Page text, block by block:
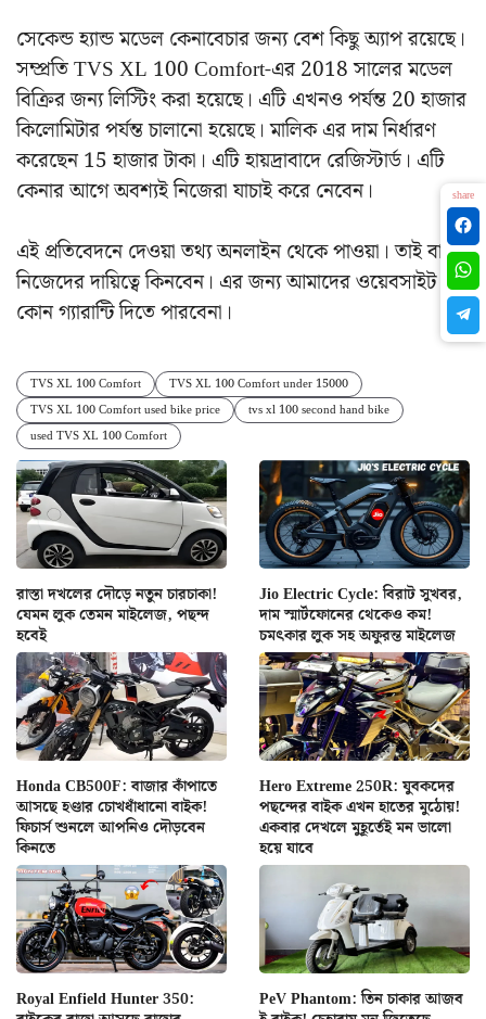
সেকেন্ড হ্যান্ড মডেল কেনাবেচার জন্য বেশ কিছু অ্যাপ রয়েছে।
সম্প্রতি TVS XL 100 Comfort-এর 2018 সালের মডেল
বিক্রির জন্য লিস্টিং করা হয়েছে। এটি এখনও পর্যন্ত 20 হাজার
কিলোমিটার পর্যন্ত চালানো হয়েছে। মালিক এর দাম নির্ধারণ
করেছেন 15 হাজার টাকা। এটি হায়দ্রাবাদে রেজিস্টার্ড। এটি
কেনার আগে অবশ্যই নিজেরা যাচাই করে নেবেন।
এই প্রতিবেদনে দেওয়া তথ্য অনলাইন থেকে পাওয়া। তাই বাইক
নিজেদের দায়িত্বে কিনবেন। এর জন্য আমাদের ওয়েবসাইট
কোন গ্যারান্টি দিতে পারবেনা।
TVS XL 100 Comfort
TVS XL 100 Comfort under 15000
TVS XL 100 Comfort used bike price
tvs xl 100 second hand bike
used TVS XL 100 Comfort
রাস্তা দখলের দৌড়ে নতুন চারচাকা!
যেমন লুক তেমন মাইলেজ, পছন্দ
হবেই
Jio Electric Cycle: বিরাট সুখবর,
দাম স্মার্টফোনের থেকেও কম!
চমৎকার লুক সহ অফুরন্ত মাইলেজ
Honda CB500F: বাজার কাঁপাতে
আসছে হণ্ডার চোখধাঁধানো বাইক!
ফিচার্স শুনলে আপনিও দৌড়বেন
কিনতে
Hero Extreme 250R: যুবকদের
পছন্দের বাইক এখন হাতের মুঠোয়!
একবার দেখলে মুহূর্তেই মন ভালো
হয়ে যাবে
Royal Enfield Hunter 350:
PeV Phantom: তিন চাকার আজব
share